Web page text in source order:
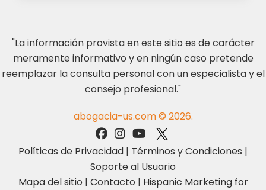
"La información provista en este sitio es de carácter
meramente informativo y en ningún caso pretende
reemplazar la consulta personal con un especialista y el
consejo profesional."
abogacia-us.com © 2026.
Políticas de Privacidad | Términos y Condiciones |
Soporte al Usuario
Mapa del sitio | Contacto | Hispanic Marketing for